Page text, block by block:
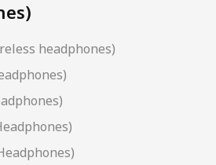
headphones)